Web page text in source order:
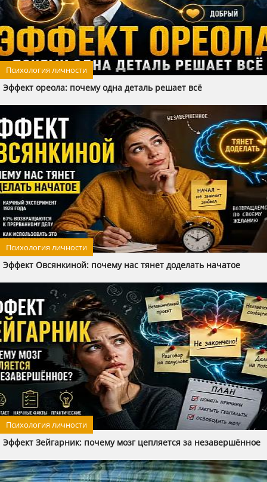
Психология личности
Эффект ореола: почему одна деталь решает всё
Психология личности
Эффект Овсянкиной: почему нас тянет доделать начатое
Психология личности
Эффект Зейгарник: почему мозг цепляется за незавершённое